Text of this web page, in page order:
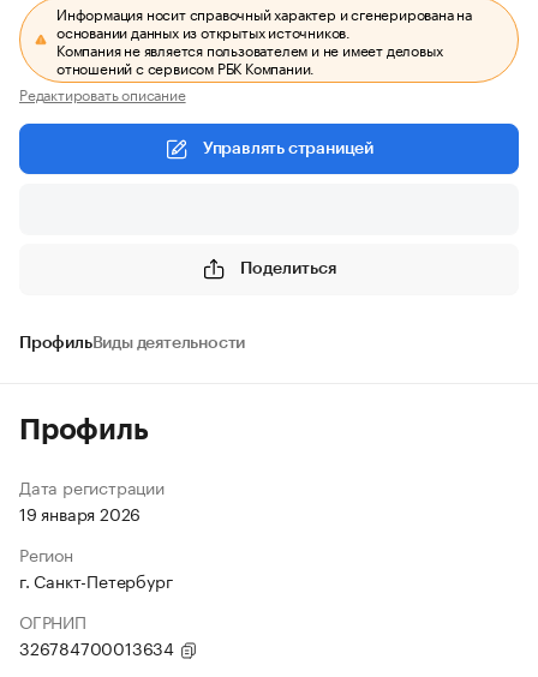
Информация носит справочный характер и сгенерирована на
основании данных из открытых источников.
Компания не является пользователем и не имеет деловых
отношений с сервисом РБК Компании.
Редактировать описание
Управлять страницей
Поделиться
ПрофильВиды деятельности
Профиль
Дата регистрации
19 января 2026
Регион
г. Санкт-Петербург
ОГРНИП
326784700013634